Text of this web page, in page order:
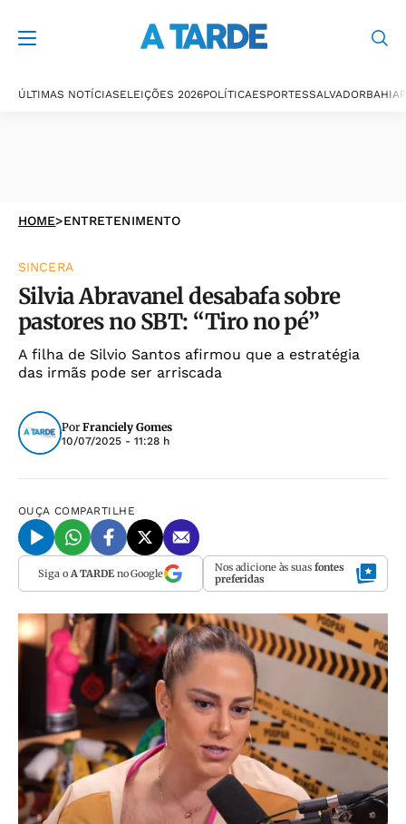
ÚLTIMAS NOTÍCIASELEIÇÕES 2026POLÍTICAESPORTESSALVADORBAHIA
HOME>ENTRETENIMENTO
SINCERA
Silvia Abravanel desabafa sobre
pastores no SBT: “Tiro no pé”
A filha de Silvio Santos afirmou que a estratégia
das irmãs pode ser arriscada
Por Franciely Gomes
10/07/2025 - 11:28 h
OUÇA COMPARTILHE
Siga o A TARDEno Google Nos adicione às suas fontes
preferidas